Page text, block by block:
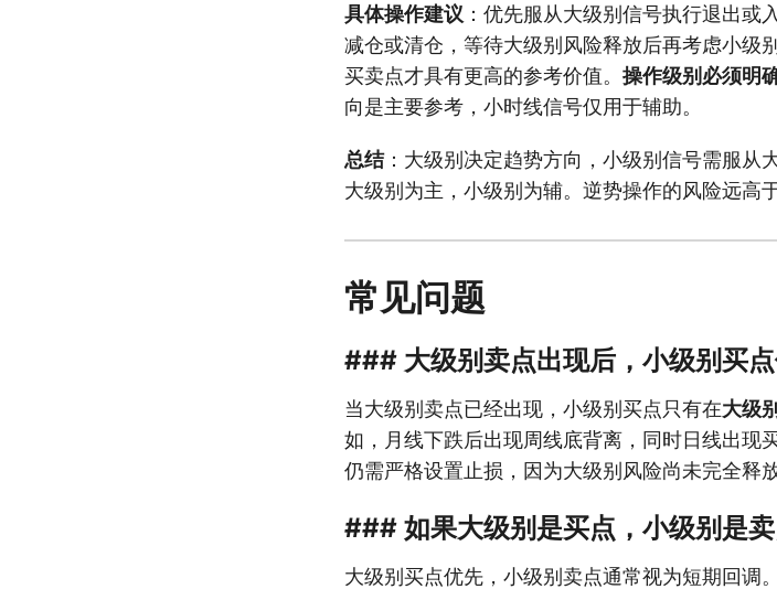
具体操作建议 ：优先服从大级别信号执行退出
减仓或清仓，等待大级别风险释放后再考虑小级
买卖点才具有更高的参考价值。 操作级别必须明
向是主要参考，小时线信号仅用于辅助。
总结：大级别决定趋势方向，小级别信号需服从
大级别为主，小级别为辅。逆势操作的风险远高于
常见问题
### 大级别卖点出现后，小级别买
当大级别卖点已经出现，小级别买点只有在大级
如，月线下跌后出现周线底背离，同时日线出现
仍需严格设置止损，因为大级别风险尚未完全释放
### 如果大级别是买点，小级别是
大级别买点优先，小级别卖点通常视为短期回调